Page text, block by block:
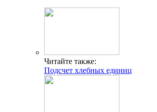
Читайте также:
Подсчет хлебных единиц